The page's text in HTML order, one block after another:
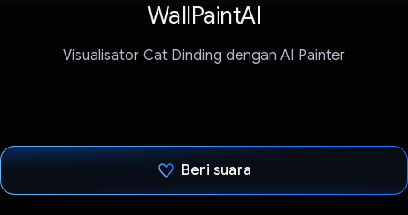
WallPaintAI
Visualisator Cat Dinding dengan AI Painter
Beri suara